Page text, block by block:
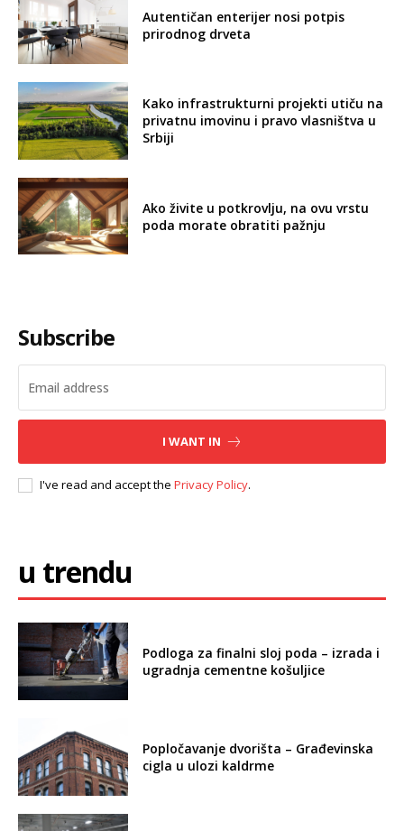
Autentičan enterijer nosi potpis
prirodnog drveta
Kako infrastrukturni projekti utiču na
privatnu imovinu i pravo vlasništva u
Srbiji
Ako živite u potkrovlju, na ovu vrstu
poda morate obratiti pažnju
Subscribe
I WANT IN
I've read and accept the Privacy Policy.
u trendu
Podloga za finalni sloj poda – izrada i
ugradnja cementne košuljice
Popločavanje dvorišta – Građevinska
cigla u ulozi kaldrme